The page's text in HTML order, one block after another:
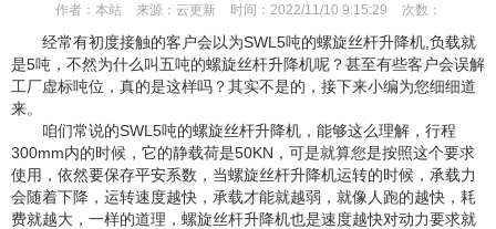
作者： 本站 来源： 云更新 时间： 2022/11/10 9:15:29 次数：
经常有初度接触的客户会以为SWL5吨的螺旋丝杆升降机,负载就
是5吨，不然为什么叫五吨的螺旋丝杆升降机呢？甚至有些客户会误解
工厂虚标吨位，真的是这样吗？其实不是的，接下来小编为您细细道
来。
咱们常说的SWL5吨的螺旋丝杆升降机，能够这么理解，行程
300mm内的时候，它的静载荷是50KN，可是就算您是按照这个要求
使用，依然要保存平安系数，当螺旋丝杆升降机运转的时候，承载力
会随着下降，运转速度越快，承载才能就越弱，就像人跑的越快，耗
费就越大，一样的道理，螺旋丝杆升降机也是速度越快对动力要求就